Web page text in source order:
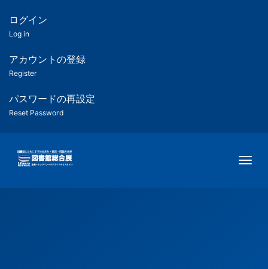
ツ
匿
名
ユ
ー
ー
用
メ
ログイン
Log in
アカウントの登録
Register
パスワードの再設定
Reset Password